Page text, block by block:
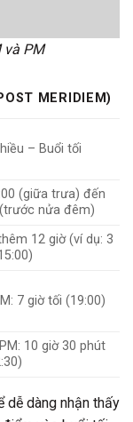
và PM
MERIDIEM)
– Buổi tối
(giữa trưa) đến
nửa đêm)
12 giờ (ví dụ: 3
7 giờ tối (19:00)
10 giờ 30 phút
dễ dàng nhận thấy